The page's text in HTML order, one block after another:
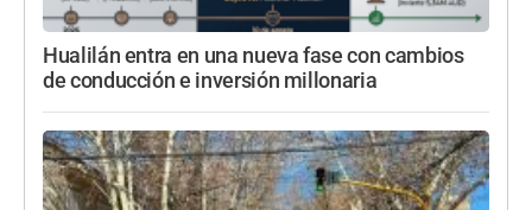
Hualilán entra en una nueva fase con cambios
de conducción e inversión millonaria